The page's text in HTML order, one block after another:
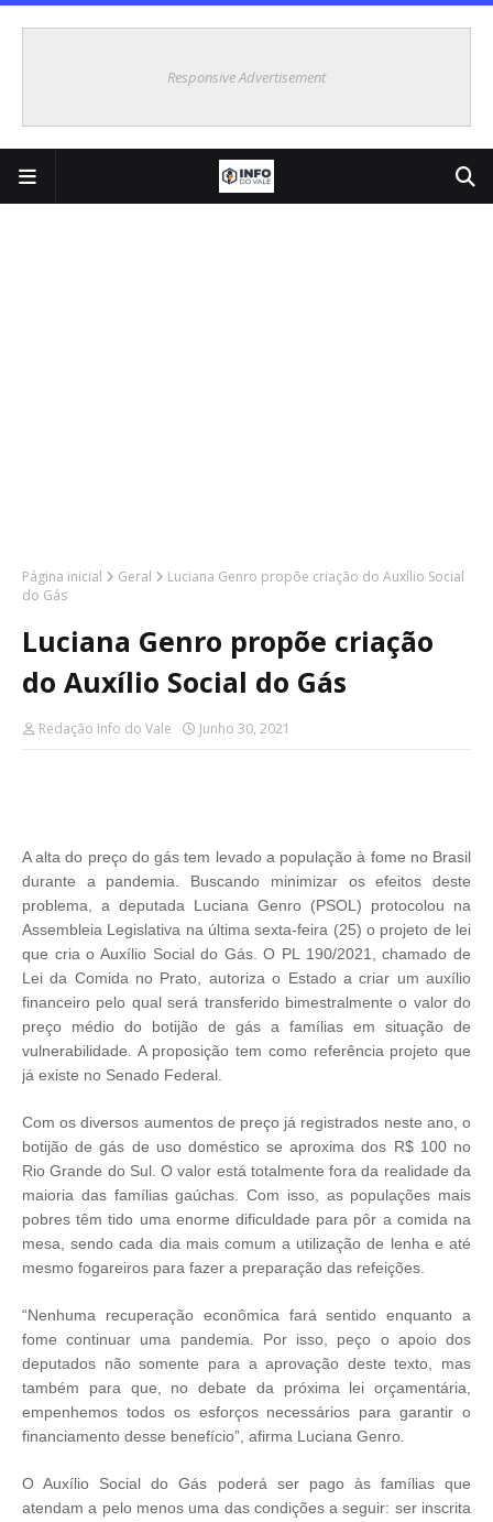
Responsive Advertisement
Página inicial Geral
Luciana Genro propõe criação do Auxílio Social
do Gás
Luciana Genro propõe criação
do Auxílio Social do Gás
Redação Info do Vale Junho 30, 2021
A alta do preço do gás tem levado a população à fome no Brasil
durante a pandemia. Buscando minimizar os efeitos deste
problema, a deputada Luciana Genro (PSOL) protocolou na
Assembleia Legislativa na última sexta-feira (25) o projeto de lei
que cria o Auxílio Social do Gás. O PL 190/2021, chamado de
Lei da Comida no Prato, autoriza o Estado a criar um auxílio
financeiro pelo qual será transferido bimestralmente o valor do
preço médio do botijão de gás a famílias em situação de
vulnerabilidade. A proposição tem como referência projeto que
já existe no Senado Federal.
Com os diversos aumentos de preço já registrados neste ano, o
botijão de gás de uso doméstico se aproxima dos R$ 100 no
Rio Grande do Sul. O valor está totalmente fora da realidade da
maioria das famílias gaúchas. Com isso, as populações mais
pobres têm tido uma enorme dificuldade para pôr a comida na
mesa, sendo cada dia mais comum a utilização de lenha e até
mesmo fogareiros para fazer a preparação das refeições.
“Nenhuma recuperação econômica fará sentido enquanto a
fome continuar uma pandemia. Por isso, peço o apoio dos
deputados não somente para a aprovação deste texto, mas
também para que, no debate da próxima lei orçamentária,
empenhemos todos os esforços necessários para garantir o
financiamento desse benefício”, afirma Luciana Genro.
O Auxílio Social do Gás poderá ser pago às famílias que
atendam a pelo menos uma das condições a seguir: ser inscrita